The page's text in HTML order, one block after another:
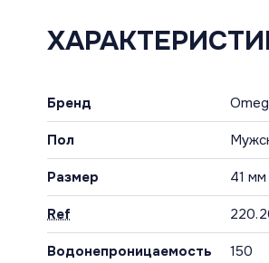
Бренд
Пол
Размер 41 мм
Ref
Водонепроницаемость 150